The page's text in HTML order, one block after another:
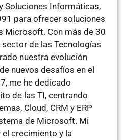
Soluciones Informáticas,
para ofrecer soluciones
Microsoft. Con más de 30
de las Tecnologías
nuestra evolución
nuevos desafíos en el
me he dedicado
de las TI, centrando
Cloud, CRM y ERP
de Microsoft. Mi
crecimiento y la